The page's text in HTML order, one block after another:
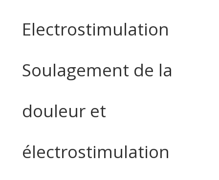
Electrostimulation
Soulagement de la
douleur et
électrostimulation